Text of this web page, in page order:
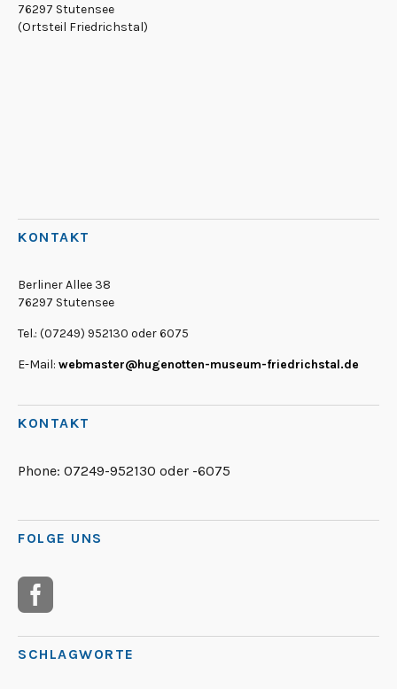
76297 Stutensee
(Ortsteil Friedrichstal)
KONTAKT
Berliner Allee 38
76297 Stutensee
Tel.: (07249) 952130 oder 6075
E-Mail: webmaster@hugenotten-museum-friedrichstal.de
KONTAKT
Phone: 07249-952130 oder -6075
FOLGE UNS
SCHLAGWORTE